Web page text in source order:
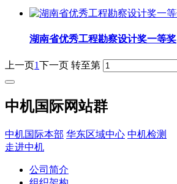
湖南省优秀工程勘察设计奖一等奖
上一页1下一页 转至第
中机国际网站群
中机国际本部 华东区域中心 中机检测
走进中机
公司简介